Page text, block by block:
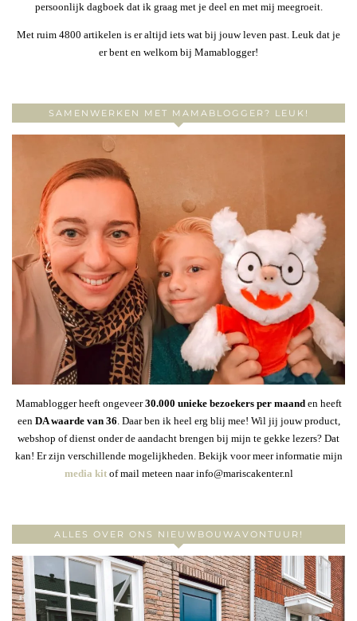
persoonlijk dagboek dat ik graag met je deel en met mij meegroeit.
Met ruim 4800 artikelen is er altijd iets wat bij jouw leven past. Leuk dat je
er bent en welkom bij Mamablogger!
SAMENWERKEN MET MAMABLOGGER? LEUK!
Mamablogger heeft ongeveer30.000 unieke bezoekers per maanden heeft
een DA waarde van 36 . Daar ben ik heel erg blij mee! Wil jij jouw product,
webshop of dienst onder de aandacht brengen bij mijn te gekke lezers? Dat
kan! Er zijn verschillende mogelijkheden. Bekijk voor meer informatie mijn
media kitof mail meteen naar info@mariscakenter.nl
ALLES OVER ONS NIEUWBOUWAVONTUUR!